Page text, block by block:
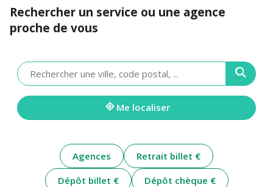
Rechercher un service ou une agence
proche de vous
Veuillez
renseigner
une
adresse
Me localiser
Agences
Retrait billet €
Dépôt billet €
Dépôt chèque €